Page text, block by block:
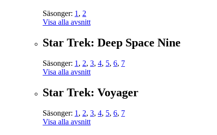
Säsonger: 1 , 2
Visa alla avsnitt
Star Trek: Deep Space Nine
Säsonger: 1 , 2, 3, 4, 5, 6, 7
Visa alla avsnitt
Star Trek: Voyager
Säsonger: 1 , 2, 3, 4, 5, 6, 7
Visa alla avsnitt